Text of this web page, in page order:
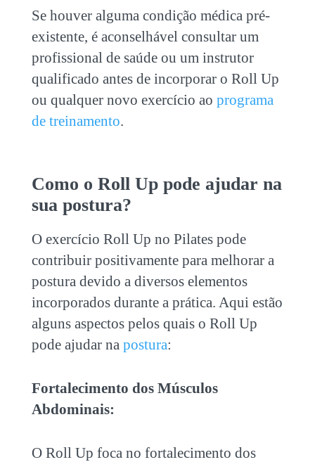
Se houver alguma condição médica pré-
existente, é aconselhável consultar um
profissional de saúde ou um instrutor
qualificado antes de incorporar o Roll Up
ou qualquer novo exercício ao programa
de treinamento.
Como o Roll Up pode ajudar na
sua postura?
O exercício Roll Up no Pilates pode
contribuir positivamente para melhorar a
postura devido a diversos elementos
incorporados durante a prática. Aqui estão
alguns aspectos pelos quais o Roll Up
pode ajudar na postura:
Fortalecimento dos Músculos
Abdominais:
O Roll Up foca no fortalecimento dos